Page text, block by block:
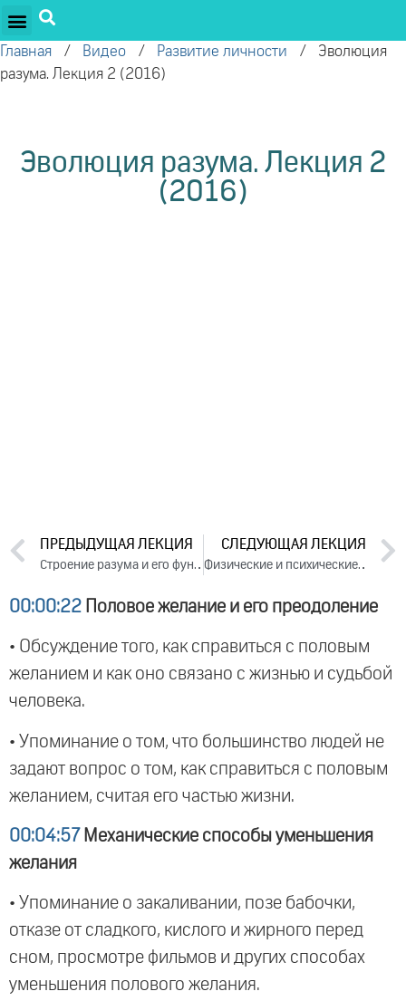
Главная / Видео / Развитие личности / Эволюция
разума. Лекция 2 (2016)
Эволюция разума. Лекция 2
(2016)
ПРЕДЫДУЩАЯ ЛЕКЦИЯ
Строение разума и его функции. Лекция 1 (2016)
СЛЕДУЮЩАЯ ЛЕКЦИЯ
Физические и психические упражнения тренирующие разум. Лекция 3 (2016)
00:00:22 Половое желание и его преодоление
• Обсуждение того, как справиться с половым
желанием и как оно связано с жизнью и судьбой
человека.
• Упоминание о том, что большинство людей не
задают вопрос о том, как справиться с половым
желанием, считая его частью жизни.
00:04:57 Механические способы уменьшения
желания
• Упоминание о закаливании, позе бабочки,
отказе от сладкого, кислого и жирного перед
сном, просмотре фильмов и других способах
уменьшения полового желания.